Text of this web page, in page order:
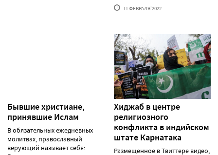
11 ФЕВРАЛЯ'2022
Бывшие христиане,
принявшие Ислам
В обязательных ежедневных
молитвах, православный
верующий называет себя:
Хиджаб в центре
религиозного
конфликта в индийском
штате Карнатака
Размещенное в Твиттере видео,